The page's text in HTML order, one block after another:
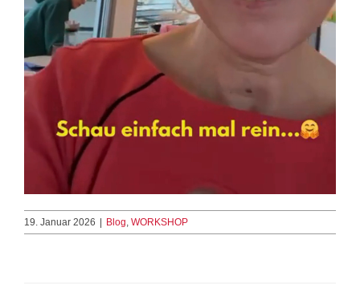
19. Januar 2026 | Blog, WORKSHOP